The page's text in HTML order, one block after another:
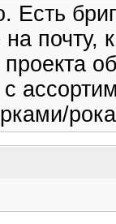
Есть
почту,
с